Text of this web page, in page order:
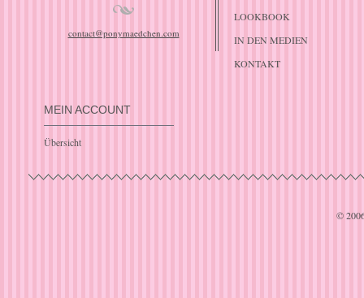
contact@ponymaedchen.com
LOOKBOOK
IN DEN MEDIEN
KONTAKT
MEIN ACCOUNT
Übersicht
©